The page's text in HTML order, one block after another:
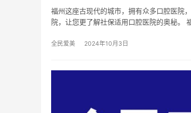
福州这座古现代的城市，拥有众多口腔医院
院，让您更了解社保适用口腔医院的奥秘。
全民爱美 2024年10月3日